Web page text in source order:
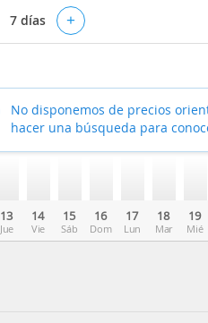
7 días +
13
Jue
14
Vie
15
Sáb
16
Dom
17
Lun
18
Mar
19
Mié
No disponemos de precios
hacer una búsqueda para